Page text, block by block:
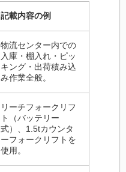
記載内容の例
物流センター内での
入庫・棚入れ・ピッ
キング・出荷積み込
み作業全般。
リーチフォークリフ
ト（バッテリー
式）、1.5tカウンタ
ーフォークリフトを
使用。